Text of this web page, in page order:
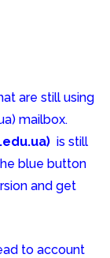
are still using
mailbox.
is still
blue button
and get
to account